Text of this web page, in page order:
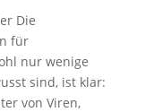
Die
für
nur wenige
sind, ist klar:
von Viren,